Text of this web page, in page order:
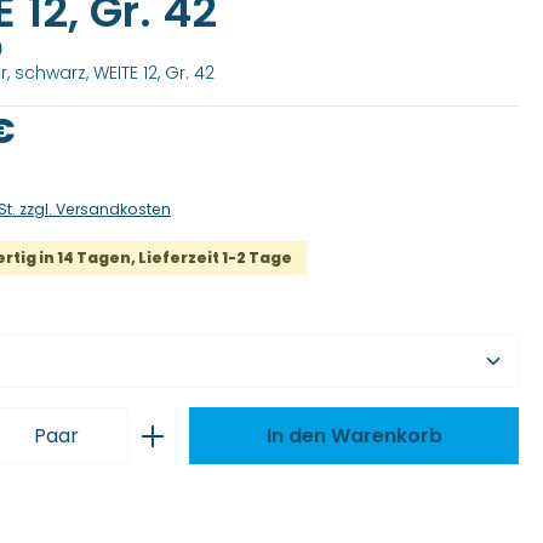
schwarz, WEITE 12, Gr. 42
zzgl. Versandkosten
in 14 Tagen, Lieferzeit 1-2 Tage
Anzahl: Gib den gewünschten
Paar In den Warenkorb